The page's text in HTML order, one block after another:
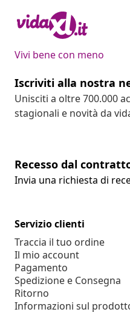
Vivi bene con meno
Iscriviti alla nostra
Unisciti a oltre 700.000
stagionali e novità da
Recesso dal
Invia una richiesta di
Servizio clienti
Traccia il tuo ordine
Il mio account
Pagamento
Spedizione e Consegna
Ritorno
Informazioni sul